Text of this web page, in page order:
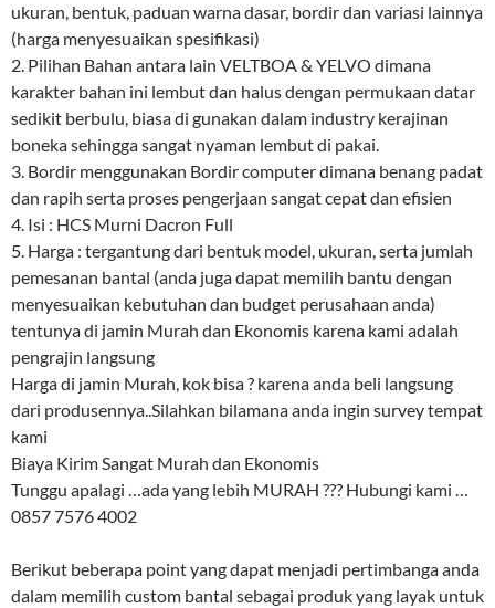
ukuran, bentuk, paduan warna dasar, bordir dan variasi lainnya
(harga menyesuaikan spesifikasi)
2. Pilihan Bahan antara lain VELTBOA & YELVO dimana
karakter bahan ini lembut dan halus dengan permukaan datar
sedikit berbulu, biasa di gunakan dalam industry kerajinan
boneka sehingga sangat nyaman lembut di pakai.
3. Bordir menggunakan Bordir computer dimana benang padat
dan rapih serta proses pengerjaan sangat cepat dan efisien
4. Isi : HCS Murni Dacron Full
5. Harga : tergantung dari bentuk model, ukuran, serta jumlah
pemesanan bantal (anda juga dapat memilih bantu dengan
menyesuaikan kebutuhan dan budget perusahaan anda)
tentunya di jamin Murah dan Ekonomis karena kami adalah
pengrajin langsung
Harga di jamin Murah, kok bisa ? karena anda beli langsung
dari produsennya..Silahkan bilamana anda ingin survey tempat
kami
Biaya Kirim Sangat Murah dan Ekonomis
Tunggu apalagi …ada yang lebih MURAH ??? Hubungi kami …
0857 7576 4002
Berikut beberapa point yang dapat menjadi pertimbanga anda
dalam memilih custom bantal sebagai produk yang layak untuk